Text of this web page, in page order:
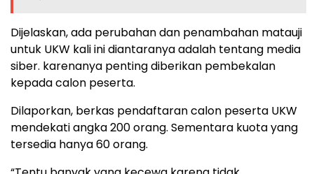
Dijelaskan, ada perubahan dan penambahan matauji
untuk UKW kali ini diantaranya adalah tentang media
siber. karenanya penting diberikan pembekalan
kepada calon peserta.
Dilaporkan, berkas pendaftaran calon peserta UKW
mendekati angka 200 orang. Sementara kuota yang
tersedia hanya 60 orang.